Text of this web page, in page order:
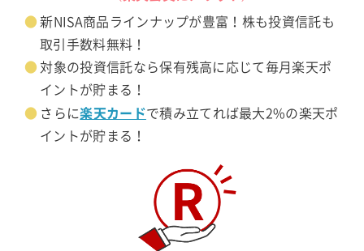
新NISA商品ラインナップが豊富！株も投資信託も
取引手数料無料！
対象の投資信託なら保有残高に応じて毎月楽天ポ
イントが貯まる！
さらに楽天カードで積み立てれば最大2%の楽天ポ
イントが貯まる！